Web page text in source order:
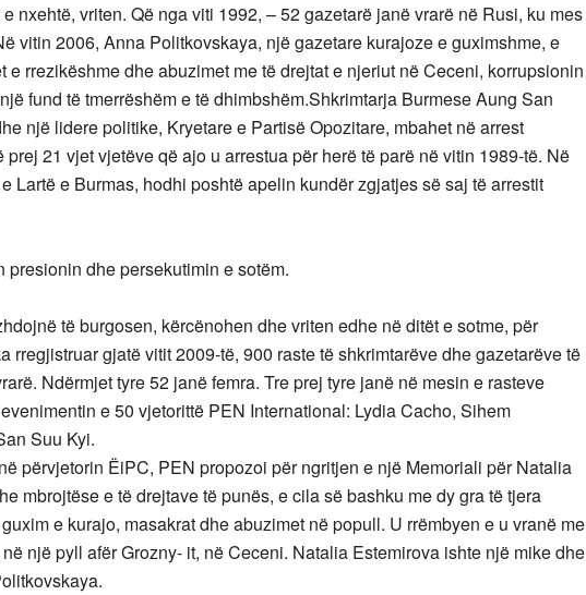
nxehtë, vriten. Që nga viti 1992, – 52 gazetarë janë vrarë në Rusi, ku mes
vitin 2006, Anna Politkovskaya, një gazetare kurajoze e guximshme, e
rrezikëshme dhe abuzimet me të drejtat e njeriut në Ceceni, korrupsionin
fund të tmerrëshëm e të dhimbshëm.Shkrimtarja Burmese Aung San
një lidere politike, Kryetare e Partisë Opozitare, mbahet në arrest
21 vjet vjetëve që ajo u arrestua për herë të parë në vitin 1989-të. Në
Lartë e Burmas, hodhi poshtë apelin kundër zgjatjes së saj të arrestit
presionin dhe persekutimin e sotëm.
të burgosen, kërcënohen dhe vriten edhe në ditët e sotme, për
rregjistruar gjatë vitit 2009-të, 900 raste të shkrimtarëve dhe gazetarëve të
Ndërmjet tyre 52 janë femra. Tre prej tyre janë në mesin e rasteve
e 50 vjetorittë PEN International: Lydia Cacho, Sihem
Suu Kyi.
përvjetorin ËiPC, PEN propozoi për ngritjen e një Memoriali për Natalia
mbrojtëse e të drejtave të punës, e cila së bashku me dy gra të tjera
e kurajo, masakrat dhe abuzimet në popull. U rrëmbyen e u vranë me
një pyll afër Grozny- it, në Ceceni. Natalia Estemirova ishte një mike dhe